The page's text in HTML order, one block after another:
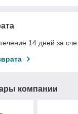
14 дней за
компании